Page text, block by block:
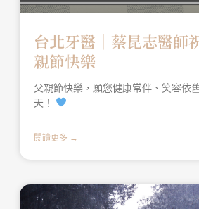
台北牙醫│蔡昆志醫師
親節快樂
父親節快樂，願您健康常伴、笑容依
天！
閱讀更多 →